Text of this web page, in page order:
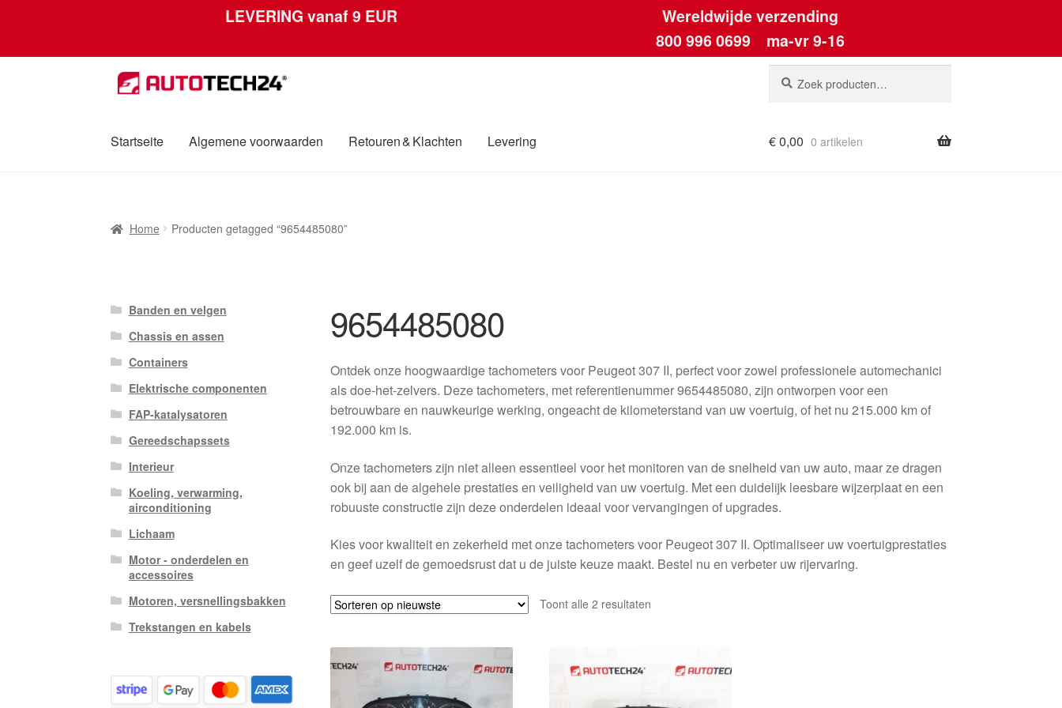
LEVERING vanaf 9 EUR
Wereldwijde verzending
800 996 0699 ma-vr 9-16
Ga
door
navigatie
Ga
naar
inhoud
naar:
Startseite Algemene voorwaarden Retouren & Klachten Levering
Over ons PrivacybeleidWereldwijde verzending
€0,00 0 artikelen
Home Producten getagged “9654485080”
9654485080
Ontdek onze hoogwaardige tachometers voor Peugeot 307 II, perfect voor zowel professionele automechanici
als doe-het-zelvers. Deze tachometers, met referentienummer 9654485080, zijn ontworpen voor een
betrouwbare en nauwkeurige werking, ongeacht de kilometerstand van uw voertuig, of het nu 215.000 km of
192.000 km is.
Onze tachometers zijn niet alleen essentieel voor het monitoren van de snelheid van uw auto, maar ze dragen
ook bij aan de algehele prestaties en veiligheid van uw voertuig. Met een duidelijk leesbare wijzerplaat en een
robuuste constructie zijn deze onderdelen ideaal voor vervangingen of upgrades.
Kies voor kwaliteit en zekerheid met onze tachometers voor Peugeot 307 II. Optimaliseer uw voertuigprestaties
en geef uzelf de gemoedsrust dat u de juiste keuze maakt. Bestel nu en verbeter uw rijervaring.
Toont alle 2 resultatenGesorteerd
Banden en velgen
Chassis en assen
Containers
Elektrische componenten
FAP-katalysatoren
Gereedschapssets
Interieur
Koeling, verwarming,
airconditioning
Lichaam
Motor - onderdelen en
accessoires
Motoren, versnellingsbakken
Trekstangen en kabels